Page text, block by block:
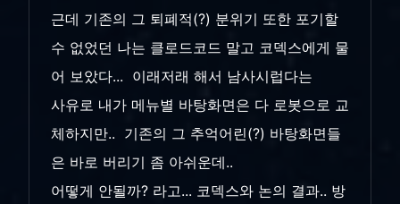
근데 기존의 그 퇴폐적(?) 분위기 또한 포기할
수 없었던 나는 클로드코드 말고 코덱스에게 물
어 보았다... 이래저래 해서 남사시럽다는
사유로 내가 메뉴별 바탕화면은 다 로봇으로 교
체하지만.. 기존의 그 추억어린(?) 바탕화면들
은 바로 버리기 좀 아쉬운데..
어떻게 안될까? 라고... 코덱스와 논의 결과.. 방